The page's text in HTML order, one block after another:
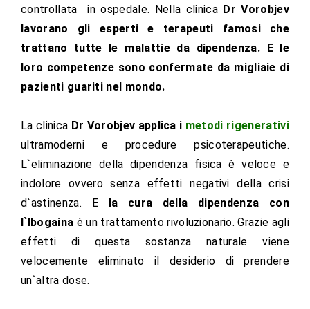
controllata in ospedale. Nella clinica Dr Vorobjev
lavorano gli esperti e terapeuti famosi che
trattano tutte le malattie da dipendenza. E le
loro competenze sono confermate da migliaie di
pazienti guariti nel mondo.
La clinica Dr Vorobjev applica i metodi rigenerativi
ultramoderni e procedure psicoterapeutiche.
L`eliminazione della dipendenza fisica è veloce e
indolore ovvero senza effetti negativi della crisi
d`astinenza. E la cura della dipendenza con
l`Ibogaina è un trattamento rivoluzionario. Grazie agli
effetti di questa sostanza naturale viene
velocemente eliminato il desiderio di prendere
un`altra dose.